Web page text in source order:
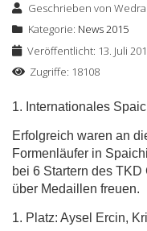
Geschrieben von
Kategorie: News 2015
Veröffentlicht: 13. Juli
Zugriffe: 18108
1. Internationales
Erfolgreich waren an
Formenläufer in
bei 6 Startern des
über Medaillen freuen.
1. Platz: Aysel Ercin,